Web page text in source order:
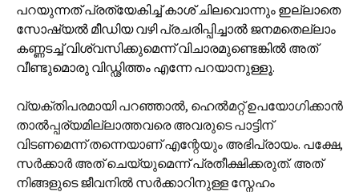
പറയുന്നത് പ്രത്യേകിച്ച് കാശ് ചിലവൊന്നും ഇല്ലാതെ
സോഷ്യൽ മീഡിയ വഴി പ്രചരിപ്പിച്ചാൽ ജനമതെല്ലാം
കണ്ണടച്ച് വിശ്വസിക്കുമെന്ന് വിചാരമുണ്ടെങ്കിൽ അത്
വീണ്ടുമൊരു വിഡ്ഢിത്തം എന്നേ പറയാനുള്ളൂ.
വ്യക്തിപരമായി പറഞ്ഞാൽ, ഹെൽമറ്റ് ഉപയോഗിക്കാൻ
താൽപ്പര്യമില്ലാത്തവരെ അവരുടെ പാട്ടിന്
വിടണമെന്ന് തന്നെയാണ് എന്റേയും അഭിപ്രായം. പക്ഷേ,
സർക്കാർ അത് ചെയ്യുമെന്ന് പ്രതീ‍ക്ഷിക്കരുത്. അത്
നിങ്ങളുടെ ജീവനിൽ സർക്കാറിനുള്ള സ്നേഹം